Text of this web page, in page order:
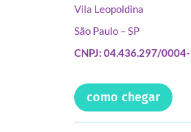
Vila Leopoldina
São Paulo – SP
CNPJ: 04.436.297/
como chegar